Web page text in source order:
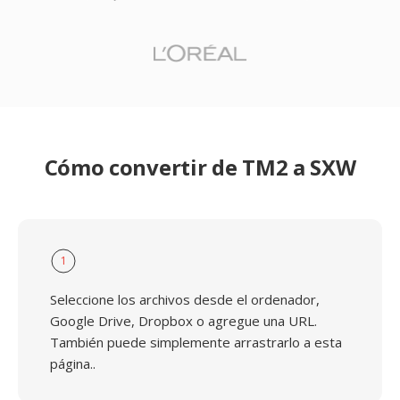
Cómo convertir de TM2 a SXW
1
Seleccione los archivos desde el ordenador,
Google Drive, Dropbox o agregue una URL.
También puede simplemente arrastrarlo a esta
página..